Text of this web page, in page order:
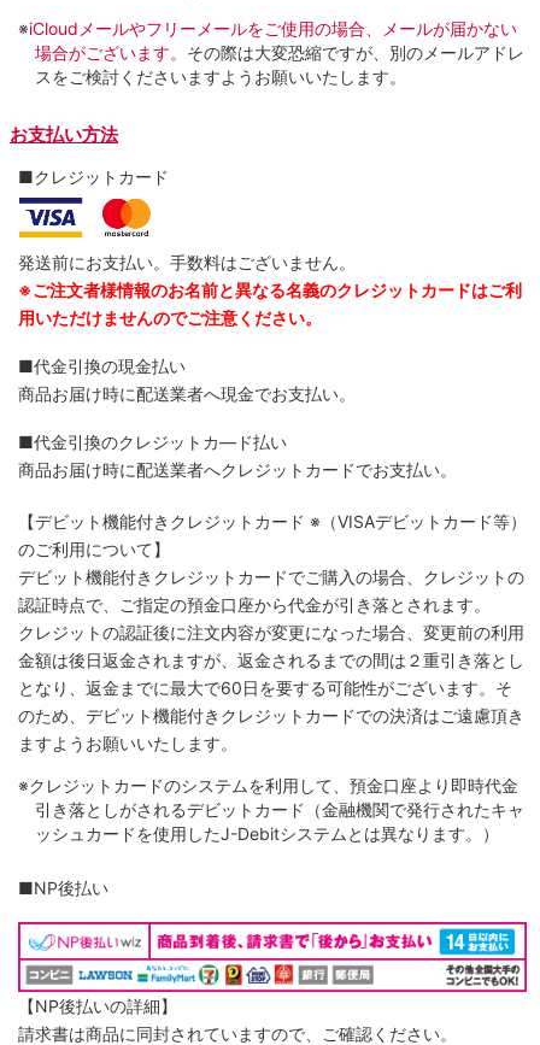
※iCloudメールやフリーメールをご使用の場合、メールが届かない
場合がございます。 その際は大変恐縮ですが、別のメールアドレ
スをご検討くださいますようお願いいたします。
お支払い方法
■クレジットカード
発送前にお支払い。手数料はございません。
※ご注文者様情報のお名前と異なる名義のクレジットカードはご利
用いただけませんのでご注意ください。
■代金引換の現金払い
商品お届け時に配送業者へ現金でお支払い。
■代金引換のクレジットカ―ド払い
商品お届け時に配送業者へクレジットカードでお支払い。
【デビット機能付きクレジットカード ※（VISAデビットカード等）
のご利用について】
デビット機能付きクレジットカードでご購入の場合、クレジットの
認証時点で、ご指定の預金口座から代金が引き落とされます。
クレジットの認証後に注文内容が変更になった場合、変更前の利用
金額は後日返金されますが、返金されるまでの間は２重引き落とし
となり、返金までに最大で60日を要する可能性がございます。そ
のため、デビット機能付きクレジットカードでの決済はご遠慮頂き
ますようお願いいたします。
※クレジットカードのシステムを利用して、預金口座より即時代金
引き落としがされるデビットカード（金融機関で発行されたキャ
ッシュカードを使用したJ-Debitシステムとは異なります。）
■NP後払い
【NP後払いの詳細】
請求書は商品に同封されていますので、ご確認ください。